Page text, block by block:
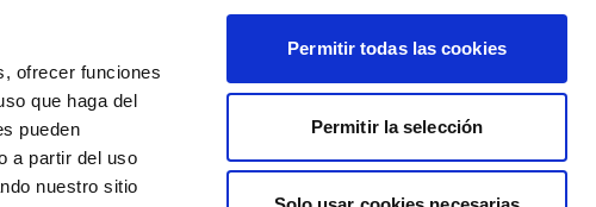
ofrecer funciones
que haga del
pueden
a partir del uso
nuestro sitio
Permitir todas las cookies
Permitir la selección